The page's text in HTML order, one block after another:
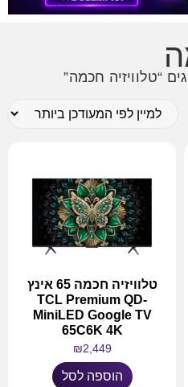
“טלוויזיה חכמה”
טלוויזיה חכמה 65 אינץ
TCL Premium QD-
MiniLED Google TV
65C6K 4K
₪2,449
הוספה לסל